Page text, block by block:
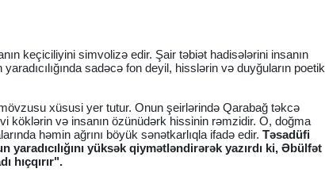
keçiciliyini simvolizə edir. Şair təbiət hadisələrini insanın
sadəcə fon deyil, hisslərin və duyğuların poetik
xüsusi yer tutur. Onun şeirlərində Qarabağ təkcə
köklərin və insanın özünüdərk hissinin rəmzidir. O, doğma
həmin ağrını böyük sənətkarlıqla ifadə edir.Təsadüfi
yüksək qiymətləndirərək yazırdı ki, Əbülfət
hıçqırır".